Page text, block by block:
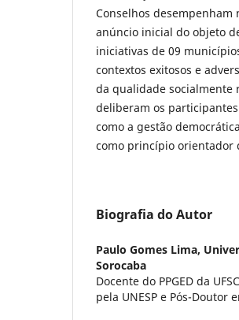
Conselhos desempenham
anúncio inicial do objeto
iniciativas de 09
contextos exitosos e
da qualidade socialmente
deliberam os
como a gestão
como princípio orientador
Biografia do Autor
Paulo Gomes Lima,
Sorocaba
Docente do PPGED da
pela UNESP e Pós-Doutor